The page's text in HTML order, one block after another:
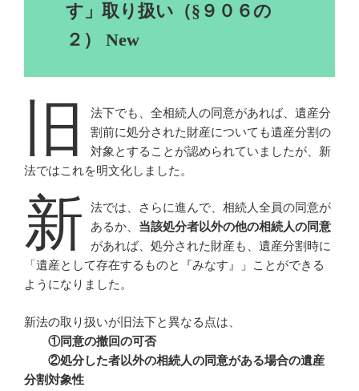
す」取り扱い（§９０６の
２） New
旧
法下でも、全相続人の同意があれば、遺産分
割前に処分された財産についても遺産分割の
対象とすることが認められていましたが、新
法ではこれを明文化しました。
新
法では、さらに進んで、相続人全員の同意が
あるか、 当該処分者以外の他の相続人の同意
があれば、処分された財産も、遺産分割時に
「遺産として存在するものと『みなす』」ことができる
ようになりました。
新法の取り扱いが旧法下と異なる点は、
①同意の撤回の可否
②処分した者以外の相続人の同意がある場合の遺産
分割対象性